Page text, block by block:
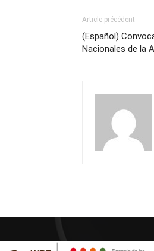
Article précédent
(Español)
Nacionales de la